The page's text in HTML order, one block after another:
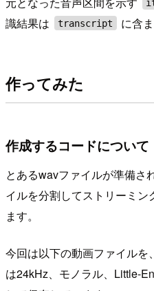
識結果は
transcript に含
作ってみた
作成するコードについて
とあるwavファイルが準備さ
イルを分割してストリーミ
ます。
今回は以下の動画ファイルを
は24kHz、モノラル、Little-